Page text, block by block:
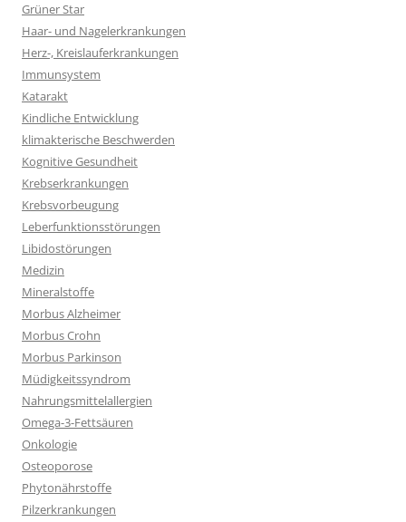
Grüner Star
Haar- und Nagelerkrankungen
Herz-, Kreislauferkrankungen
Immunsystem
Katarakt
Kindliche Entwicklung
klimakterische Beschwerden
Kognitive Gesundheit
Krebserkrankungen
Krebsvorbeugung
Leberfunktionsstörungen
Libidostörungen
Medizin
Mineralstoffe
Morbus Alzheimer
Morbus Crohn
Morbus Parkinson
Müdigkeitssyndrom
Nahrungsmittelallergien
Omega-3-Fettsäuren
Onkologie
Osteoporose
Phytonährstoffe
Pilzerkrankungen